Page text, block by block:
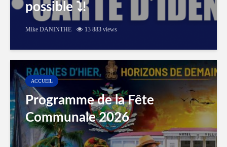
possible ⤵️!
Mike DANINTHE 13 883 views
ACCUEIL
Programme de la Fête
Communale 2026